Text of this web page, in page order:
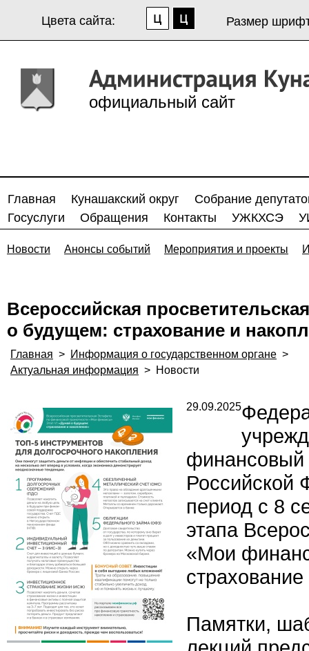
Цвета сайта: Размер
официальный сайт
Главная Кунашакский округ
Собрание
Госуслуги
Обращения Контакты УЖКХСЭ
Новости Анонсы событий Мероприятия и проекты
Всероссийская
о будущем: страхование и
Главная > Информация о государственном органе >
Актуальная информация > Новости
29.09.2025
финансовый
Российской
период с 8
этапа
«Мои
Памятки,